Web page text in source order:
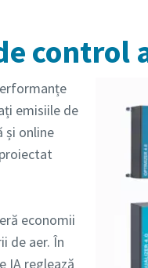
control
emisiile de
și online
economii
de aer. În
IA reglează